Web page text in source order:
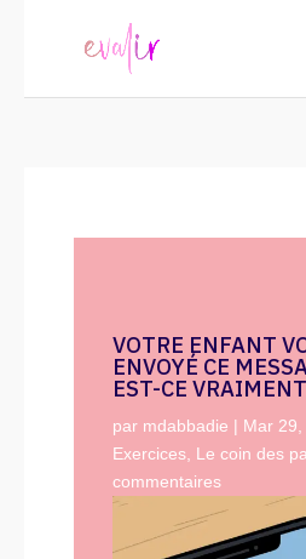
VOTRE ENFANT
ENVOYÉ CE
EST-CE
par mdabbadie | Mar 29,
Exercices Le coin des
commentaires